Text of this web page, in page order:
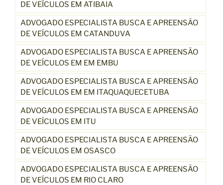
DE VEÍCULOS EM ATIBAIA
ADVOGADO ESPECIALISTA BUSCA E APREENSÃO
DE VEÍCULOS EM CATANDUVA
ADVOGADO ESPECIALISTA BUSCA E APREENSÃO
DE VEÍCULOS EM EM EMBU
ADVOGADO ESPECIALISTA BUSCA E APREENSÃO
DE VEÍCULOS EM EM ITAQUAQUECETUBA
ADVOGADO ESPECIALISTA BUSCA E APREENSÃO
DE VEÍCULOS EM ITU
ADVOGADO ESPECIALISTA BUSCA E APREENSÃO
DE VEÍCULOS EM OSASCO
ADVOGADO ESPECIALISTA BUSCA E APREENSÃO
DE VEÍCULOS EM RIO CLARO